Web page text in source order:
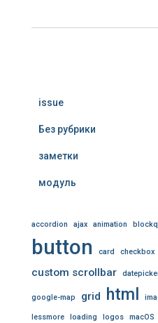
issue
Без рубрики
заметки
модуль
accordion ajax animation
button card checkbox
custom scrollbar
google-map grid html
lessmore loading logos macOS